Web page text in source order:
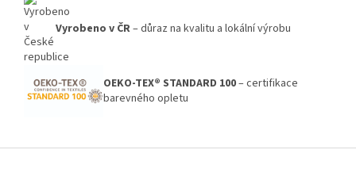
Vyrobeno v ČR– důraz na kvalitu a lokální výrobu
OEKO-TEX® STANDARD 100– certifikace
barevného opletu